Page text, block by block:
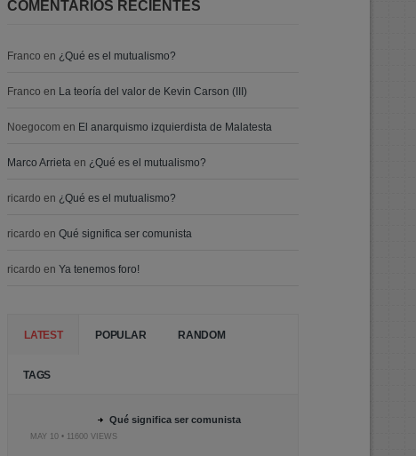
COMENTARIOS RECIENTES
Franco en ¿Qué es el mutualismo?
Franco en La teoría del valor de Kevin Carson (III)
Noegocom en El anarquismo izquierdista de Malatesta
Marco Arrieta en ¿Qué es el mutualismo?
ricardo en ¿Qué es el mutualismo?
ricardo enQué significa ser comunista
ricardo enYa tenemos foro!
LATEST POPULAR RANDOM
TAGS
Qué significa ser comunista
MAY 10 • 11600 VIEWS